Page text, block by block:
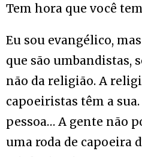
Tem hora que você
Eu sou evangélico,
que são umbandistas,
não da religião. A
capoeiristas têm a
pessoa… A gente não
uma roda de capoeira